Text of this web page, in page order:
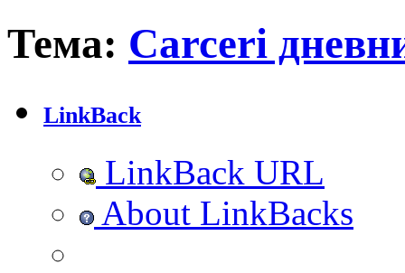
Тема: Carceri
LinkBack
LinkBack URL
About LinkBacks